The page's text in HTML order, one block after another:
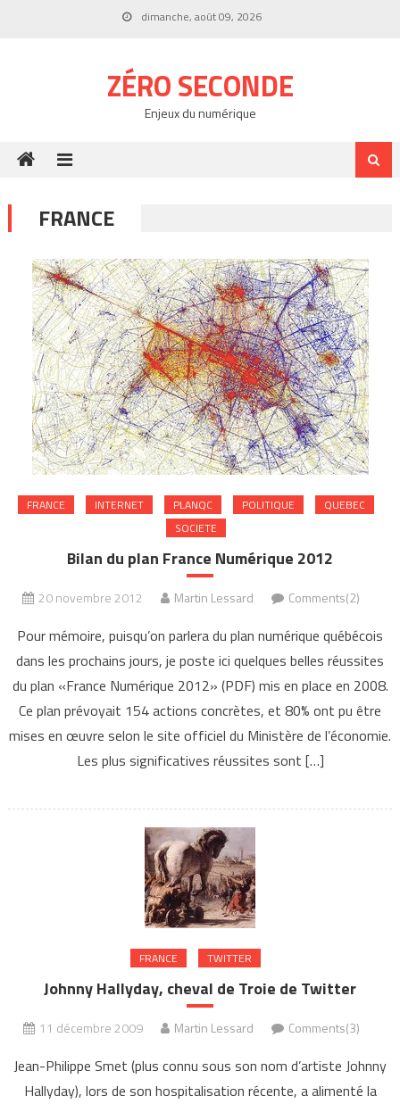
dimanche, août 09, 2026
ZÉRO SECONDE
Enjeux du numérique
FRANCE
FRANCE INTERNET PLANQC POLITIQUE
QUEBEC
SOCIETE
Bilan du plan France Numérique 2012
20 novembre 2012 Martin Lessard Comments(2)
Pour mémoire, puisqu’on parlera du plan numérique québécois
dans les prochains jours, je poste ici quelques belles réussites
du plan «France Numérique 2012» (PDF) mis en place en 2008.
Ce plan prévoyait 154 actions concrètes, et 80% ont pu être
mises en œuvre selon le site officiel du Ministère de l’économie.
Les plus significatives réussites sont […]
FRANCE TWITTER
Johnny Hallyday, cheval de Troie de Twitter
11 décembre 2009 Martin Lessard Comments(3)
Jean-Philippe Smet (plus connu sous son nom d’artiste Johnny
Hallyday), lors de son hospitalisation récente, a alimenté la